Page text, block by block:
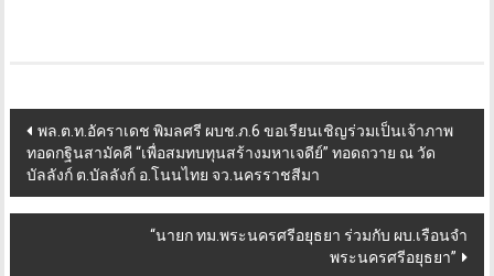
Post
navigation
พล.ต.ท.อัคราเดช พิมลศรี ผบช.ภ.6 ขอเรียนเชิญร่วมเป็นเจ้าภาพ
ทอดกฐินสามัคคี “เพื่อสมทบทุนสร้างมหาเจดีย์” ทอดถวาย ณ วัด
บัลลังก์ ต.บัลลังก์ อ.โนนไทย จว.นครราชสีมา
“นายก ทม.พระนครศรีอยุธยา ร่วมกับ ผบ.เรือนจำ
พระนครศรีอยุธยา”